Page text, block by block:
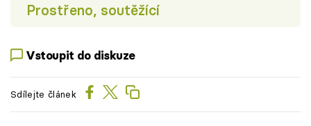
Prostřeno, soutěžící
Vstoupit do diskuze
Sdílejte článek